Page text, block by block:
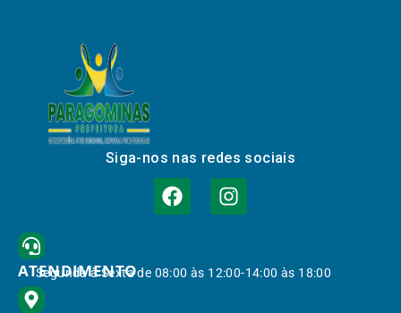
Siga-nos nas redes sociais
ATENDIMENTO
Segunda à Sexta de 08:00 às 12:00-14:00 às 18:00